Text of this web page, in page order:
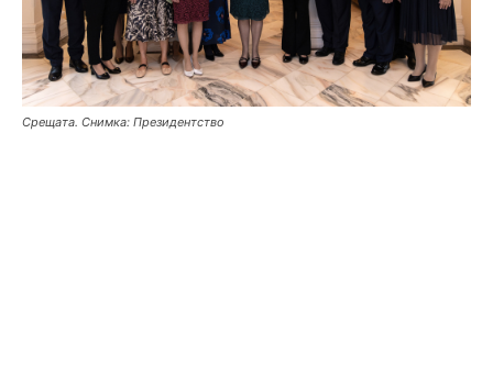
Срещата. Снимка: Президентство